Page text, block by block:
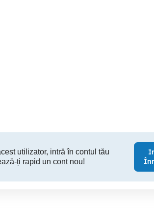
utilizator, intră în contul tău
ți rapid un cont nou!